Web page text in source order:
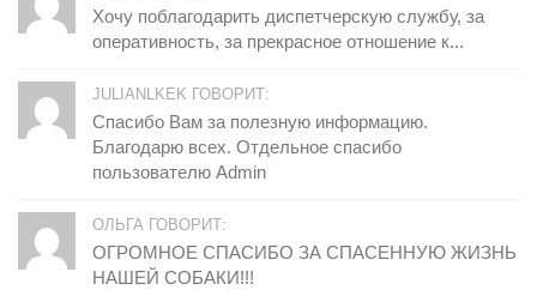
Хочу поблагодарить диспетчерскую службу, за
оперативность, за прекрасное отношение к...
JULIANLKEK ГОВОРИТ:
Спасибо Вам за полезную информацию.
Благодарю всех. Отдельное спасибо
пользователю Admin
ОЛЬГА ГОВОРИТ:
ОГРОМНОЕ СПАСИБО ЗА СПАСЕННУЮ ЖИЗНЬ
НАШЕЙ СОБАКИ!!!